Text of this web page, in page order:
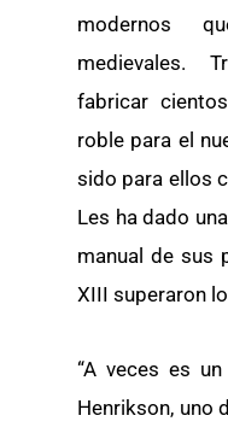
modernos
medievales.
fabricar
roble para el
sido para ellos
Les ha dado
manual de sus
XIII superaron
“A veces es
Henrikson, uno